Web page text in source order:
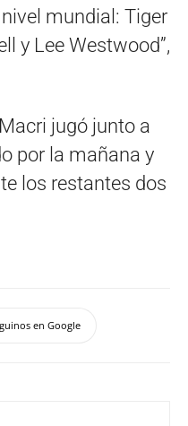
mundial: Tiger
y Lee Westwood”,
jugó junto a
por la mañana y
los restantes dos
en Google